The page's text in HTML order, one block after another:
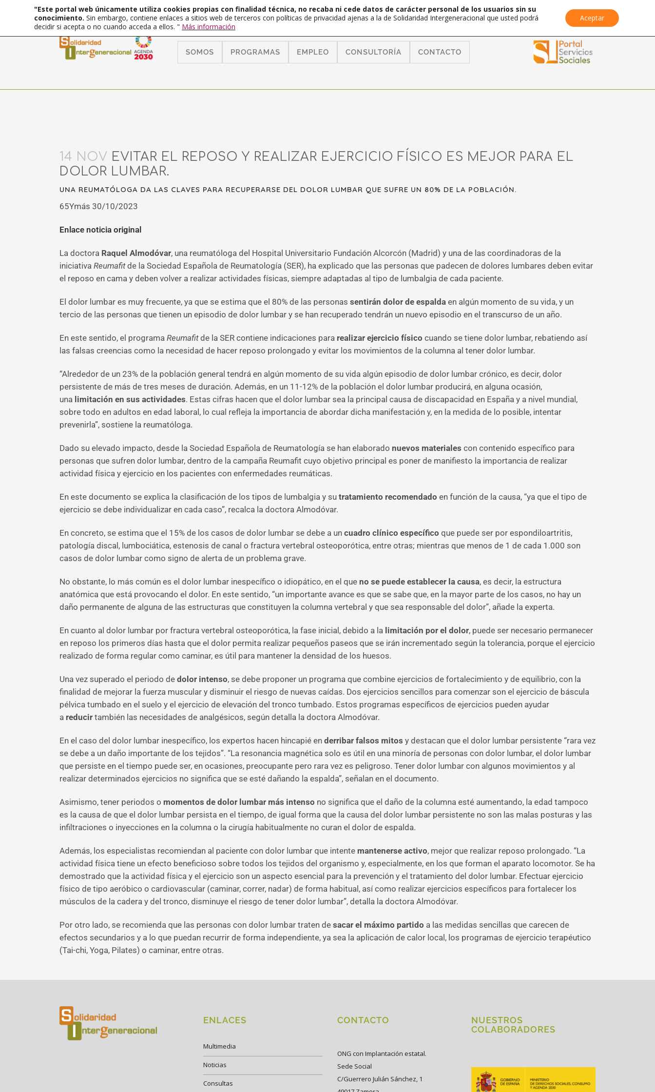
SOMOS PROGRAMAS EMPLEO CONSULTORÍA CONTACTO
14 NOV EVITAR EL REPOSO Y REALIZAR EJERCICIO FÍSICO ES MEJOR PARA EL
DOLOR LUMBAR.
UNA REUMATÓLOGA DA LAS CLAVES PARA RECUPERARSE DEL DOLOR LUMBAR QUE SUFRE UN 80% DE LA POBLACIÓN.
65Ymás 30/10/2023
Enlace noticia original
La doctora Raquel Almodóvar, una reumatóloga del Hospital Universitario Fundación Alcorcón (Madrid) y una de las coordinadoras de la
iniciativa Reumafitde la Sociedad Española de Reumatología (SER), ha explicado que las personas que padecen de dolores lumbares deben evitar
el reposo en cama y deben volver a realizar actividades físicas, siempre adaptadas al tipo de lumbalgia de cada paciente.
El dolor lumbar es muy frecuente, ya que se estima que el 80% de las personas sentirán dolor de espalda en algún momento de su vida, y un
tercio de las personas que tienen un episodio de dolor lumbar y se han recuperado tendrán un nuevo episodio en el transcurso de un año.
En este sentido, el programa Reumafitde la SER contiene indicaciones para realizar ejercicio físico cuando se tiene dolor lumbar, rebatiendo así
las falsas creencias como la necesidad de hacer reposo prolongado y evitar los movimientos de la columna al tener dolor lumbar.
“Alrededor de un 23% de la población general tendrá en algún momento de su vida algún episodio de dolor lumbar crónico, es decir, dolor
persistente de más de tres meses de duración. Además, en un 11-12% de la población el dolor lumbar producirá, en alguna ocasión,
una limitación en sus actividades. Estas cifras hacen que el dolor lumbar sea la principal causa de discapacidad en España y a nivel mundial,
sobre todo en adultos en edad laboral, lo cual refleja la importancia de abordar dicha manifestación y, en la medida de lo posible, intentar
prevenirla”, sostiene la reumatóloga.
Dado su elevado impacto, desde la Sociedad Española de Reumatología se han elaborado nuevos materiales con contenido específico para
personas que sufren dolor lumbar, dentro de la campaña Reumafit cuyo objetivo principal es poner de manifiesto la importancia de realizar
actividad física y ejercicio en los pacientes con enfermedades reumáticas.
En este documento se explica la clasificación de los tipos de lumbalgia y su tratamiento recomendado en función de la causa, “ya que el tipo de
ejercicio se debe individualizar en cada caso”, recalca la doctora Almodóvar.
En concreto, se estima que el 15% de los casos de dolor lumbar se debe a un cuadro clínico específico que puede ser por espondiloartritis,
patología discal, lumbociática, estenosis de canal o fractura vertebral osteoporótica, entre otras; mientras que menos de 1 de cada 1.000 son
casos de dolor lumbar como signo de alerta de un problema grave.
No obstante, lo más común es el dolor lumbar inespecífico o idiopático, en el que no se puede establecer la causa, es decir, la estructura
anatómica que está provocando el dolor. En este sentido, “un importante avance es que se sabe que, en la mayor parte de los casos, no hay un
daño permanente de alguna de las estructuras que constituyen la columna vertebral y que sea responsable del dolor”, añade la experta.
En cuanto al dolor lumbar por fractura vertebral osteoporótica, la fase inicial, debido a la limitación por el dolor, puede ser necesario permanecer
en reposo los primeros días hasta que el dolor permita realizar pequeños paseos que se irán incrementado según la tolerancia, porque el ejercicio
realizado de forma regular como caminar, es útil para mantener la densidad de los huesos.
Una vez superado el periodo de dolor intenso, se debe proponer un programa que combine ejercicios de fortalecimiento y de equilibrio, con la
finalidad de mejorar la fuerza muscular y disminuir el riesgo de nuevas caídas. Dos ejercicios sencillos para comenzar son el ejercicio de báscula
pélvica tumbado en el suelo y el ejercicio de elevación del tronco tumbado. Estos programas específicos de ejercicios pueden ayudar
a reducir también las necesidades de analgésicos, según detalla la doctora Almodóvar.
En el caso del dolor lumbar inespecífico, los expertos hacen hincapié en derribar falsos mitos y destacan que el dolor lumbar persistente “rara vez
se debe a un daño importante de los tejidos”. “La resonancia magnética solo es útil en una minoría de personas con dolor lumbar, el dolor lumbar
que persiste en el tiempo puede ser, en ocasiones, preocupante pero rara vez es peligroso. Tener dolor lumbar con algunos movimientos y al
realizar determinados ejercicios no significa que se esté dañando la espalda”, señalan en el documento.
Asimismo, tener periodos o momentos de dolor lumbar más intenso no significa que el daño de la columna esté aumentando, la edad tampoco
es la causa de que el dolor lumbar persista en el tiempo, de igual forma que la causa del dolor lumbar persistente no son las malas posturas y las
infiltraciones o inyecciones en la columna o la cirugía habitualmente no curan el dolor de espalda.
Además, los especialistas recomiendan al paciente con dolor lumbar que intente mantenerse activo, mejor que realizar reposo prolongado. “La
actividad física tiene un efecto beneficioso sobre todos los tejidos del organismo y, especialmente, en los que forman el aparato locomotor. Se ha
demostrado que la actividad física y el ejercicio son un aspecto esencial para la prevención y el tratamiento del dolor lumbar. Efectuar ejercicio
físico de tipo aeróbico o cardiovascular (caminar, correr, nadar) de forma habitual, así como realizar ejercicios específicos para fortalecer los
músculos de la cadera y del tronco, disminuye el riesgo de tener dolor lumbar”, detalla la doctora Almodóvar.
Por otro lado, se recomienda que las personas con dolor lumbar traten de sacar el máximo partido a las medidas sencillas que carecen de
efectos secundarios y a lo que puedan recurrir de forma independiente, ya sea la aplicación de calor local, los programas de ejercicio terapéutico
(Tai-chi, Yoga, Pilates) o caminar, entre otras.
ENLACES
Multimedia
Noticias
Consultas
CONTACTO
ONG con Implantación estatal.
Sede Social
C/Guerrero Julián Sánchez, 1
NUESTROS
COLABORADORES
"Este portal web únicamente utiliza cookies propias con finalidad técnica, no recaba ni cede datos de carácter personal de los usuarios sin su
conocimiento. Sin embargo, contiene enlaces a sitios web de terceros con políticas de privacidad ajenas a la de Solidaridad Intergeneracional que usted podrá
decidir si acepta o no cuando acceda a ellos. " Más información
Aceptar